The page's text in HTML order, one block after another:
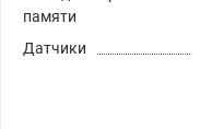
памяти
Датчики